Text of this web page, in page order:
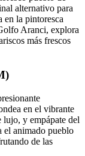
alternativo para
en la pintoresca
Aranci, explora
más frescos
en el vibrante
lujo, y empápate del
el animado pueblo
de las